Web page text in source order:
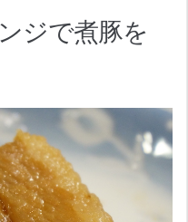
ジで煮豚を